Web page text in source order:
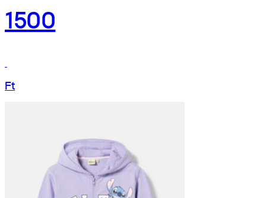
1500
Ft